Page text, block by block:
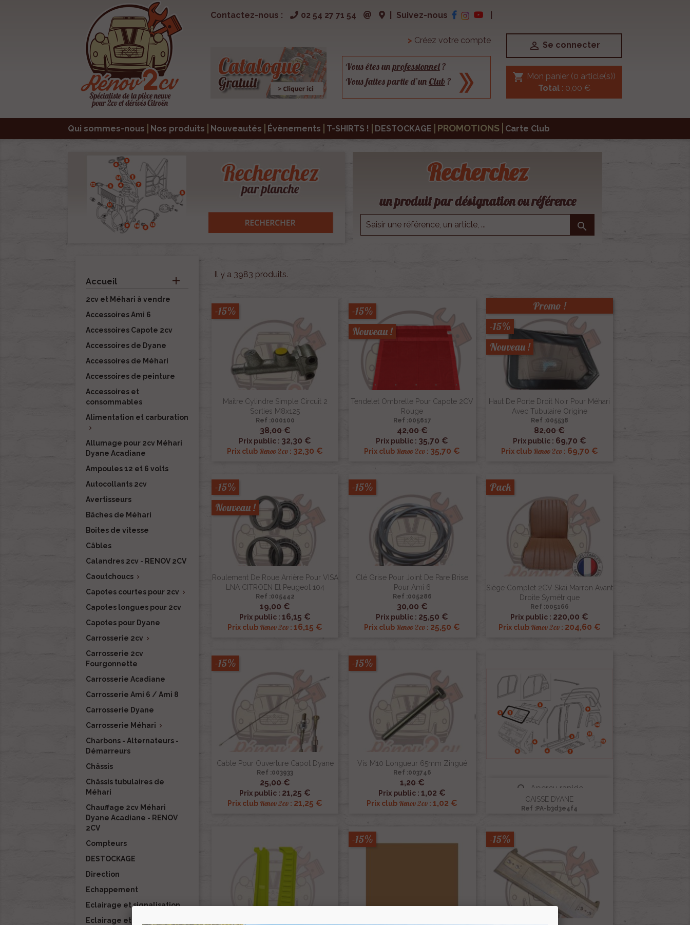
Contactez-nous : 02 54 27 71 54 Suivez-nous
> Créez votre compte
Vous êtes unprofessionnel?
Vous faites partie d’un Club ?
 Se connecter
shopping_cart Mon panier (0 article(s))
Total: 0,00 €
Qui sommes-nous Nos produits Nouveautés Évènements T-SHIRTS ! DESTOCKAGE PROMOTIONS Carte Club
Recherchez
un produit par désignation ou référence

Accueil 
2cv et Méhari à vendre
Accessoires Ami 6
Accessoires Capote 2cv
Accessoires de Dyane
Accessoires de Méhari
Accessoires de peinture
Accessoires et
consommables
Alimentation et carburation

Allumage pour 2cv Méhari
Dyane Acadiane
Ampoules 12 et 6 volts
Autocollants 2cv
Avertisseurs
Bâches de Méhari
Boites de vitesse
Câbles
Calandres 2cv - RENOV 2CV
Caoutchoucs 
Capotes courtes pour 2cv 
Capotes longues pour 2cv
Capotes pour Dyane
Carrosserie 2cv 
Carrosserie 2cv
Fourgonnette
Carrosserie Acadiane
Carrosserie Ami 6 / Ami 8
Carrosserie Dyane
Carrosserie Méhari 
Charbons - Alternateurs -
Démarreurs
Châssis
Châssis tubulaires de
Méhari
Chauffage 2cv Méhari
Dyane Acadiane - RENOV
2CV
Compteurs
DESTOCKAGE
Direction
Echappement
Eclairage et signalisation
Eclairage et signalisation
Il y a 3983 produits.
Maitre Cylindre Simple Circuit 2
Sorties M8x125
Ref :000100
38,00 €
Prix public : 32,30 €
Prix club Renov 2cv : 32,30 €
-15%
 Aperçu rapide
Tendelet Ombrelle Pour Capote 2CV
Rouge
Ref :005617
42,00 €
Prix public : 35,70 €
Prix club Renov 2cv : 35,70 €
-15%
Nouveau !
 Aperçu rapide
Haut De Porte Droit Noir Pour Méhari
Avec Tubulaire Origine
Ref :005538
82,00 €
Prix public : 69,70 €
Prix club Renov 2cv: 69,70 €
Promo !
-15%
Nouveau !
 Aperçu rapide
Roulement De Roue Arrière Pour VISA
LNA CITROEN Et Peugeot 104
Ref :005442
19,00 €
Prix public :16,15 €
Prix club Renov 2cv :16,15 €
-15%
Nouveau !
 Aperçu rapide
Clé Grise Pour Joint De Pare Brise
Pour Ami 6
Ref :005286
30,00 €
Prix public : 25,50 €
Prix club Renov 2cv : 25,50 €
-15%
 Aperçu rapide
Siège Complet 2CV Skai Marron Avant
Droite Symétrique
Ref :005166
Prix public : 220,00 €
Prix club Renov 2cv: 204,60 €
Pack
 Aperçu rapide
Cable Pour Ouverture Capot Dyane
Ref :003933
25,00 €
Prix public : 21,25 €
Prix club Renov 2cv : 21,25 €
-15%
 Aperçu rapide
Vis M10 Longueur 65mm Zingué
Ref :003746
1,20 €
Prix public :1,02 €
Prix club Renov 2cv :1,02 €
-15%
 Aperçu rapide
CAISSE DYANE
Ref :PA-b3d3e4f4
 Aperçu rapide
-15% -15%